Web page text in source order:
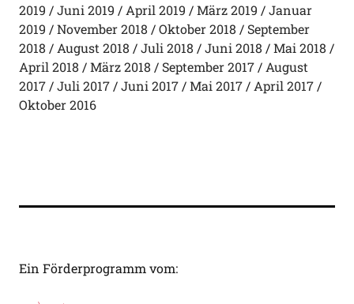
2019
Juni 2019 April 2019 März 2019
Januar
2019
November 2018 Oktober 2018
September
2018
August 2018 Juli 2018 Juni 2018
Mai 2018
April 2018
März 2018 September 2017
August
2017
Juli 2017 Juni 2017 Mai 2017
April 2017
Oktober 2016
Ein Förderprogramm vom: